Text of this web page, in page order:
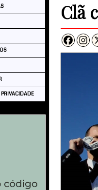
PRIVACIDADE
Clã